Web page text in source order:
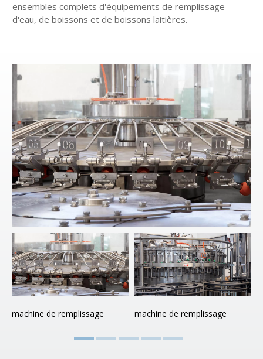
ensembles complets d'équipements de remplissage
d'eau, de boissons et de boissons laitières.
machine de remplissage machine de remplissage